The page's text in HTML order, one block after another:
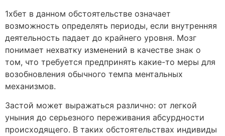
1хбет в данном обстоятельстве означает
возможность определять периоды, если внутренняя
деятельность падает до крайнего уровня. Мозг
понимает нехватку изменений в качестве знак о
том, что требуется предпринять какие-то меры для
возобновления обычного темпа ментальных
механизмов.
Застой может выражаться различно: от легкой
уныния до серьезного переживания абсурдности
происходящего. В таких обстоятельствах индивиды